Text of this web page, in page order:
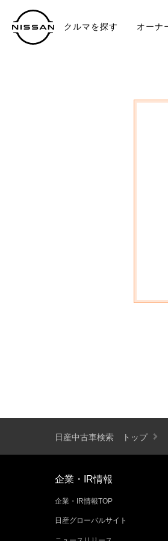
クルマを探す オーナ
日産中古車検索 トップ
企業・IR情報
企業・IR情報TOP
日産グローバルサイト